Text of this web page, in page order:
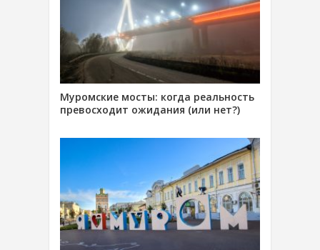
Муромские мосты: когда реальность
превосходит ожидания (или нет?)